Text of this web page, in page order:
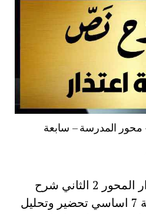
المدرسة – سابعة
شرح نص رسالة اعتذار المحور 2 الثاني شرح
نصوص محور المدرسة 7 اساسي تحضير وتحليل